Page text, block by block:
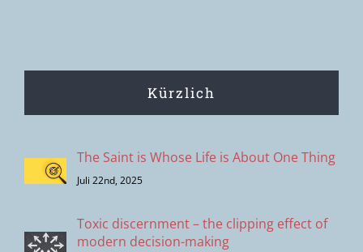
Kürzlich
The Saint is Whose Life is About One Thing
Juli 22nd, 2025
Toxic discernment – the clipping effect of
modern decision-making